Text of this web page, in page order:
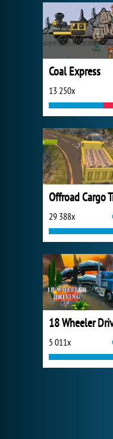
Coal Express
13 250x
Offroad Cargo
29 388x
5 011x